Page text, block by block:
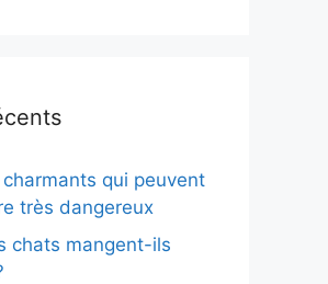
charmants qui peuvent
très dangereux
chats mangent-ils